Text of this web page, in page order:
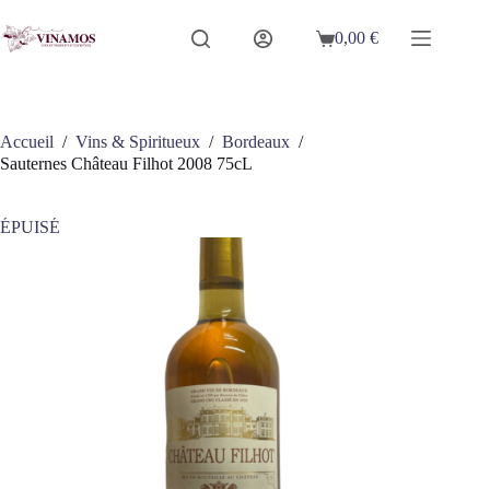
au
contenu
Panier
0,00€
Accueil / Vins & Spiritueux / Bordeaux /
Sauternes Château Filhot 2008 75cL
ÉPUISÉ